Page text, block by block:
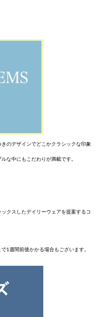
のデザインでどこかクラシックな印象
な中にもこだわりが満載です。
クスしたデイリーウェアを提案するコ
1週間前後かかる場合もございます。